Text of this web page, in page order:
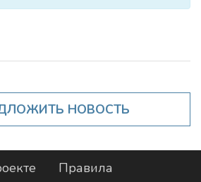
НОВОСТЬ
Правила